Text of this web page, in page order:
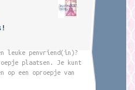
leuke penvriend(in)?
plaatsen. Je kunt
op een oproepje van